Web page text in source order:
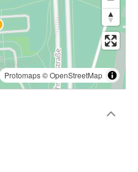
Protomaps©OpenStreetMap